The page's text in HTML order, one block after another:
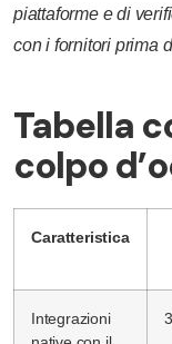
piattaforme e di
con i fornitori prima
Tabella
colpo
Caratteristica
Integrazioni